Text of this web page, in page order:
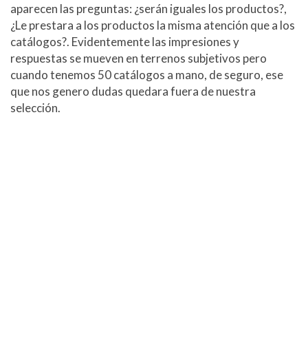
aparecen las preguntas: ¿serán iguales los productos?,
¿Le prestara a los productos la misma atención que a los
catálogos?. Evidentemente las impresiones y
respuestas se mueven en terrenos subjetivos pero
cuando tenemos 50 catálogos a mano, de seguro, ese
que nos genero dudas quedara fuera de nuestra
selección.